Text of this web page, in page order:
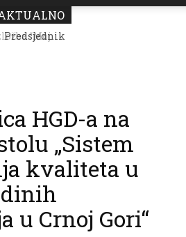
Predsjednik
HGD-a na
„Sistem
kvaliteta u
u Crnoj Gori“